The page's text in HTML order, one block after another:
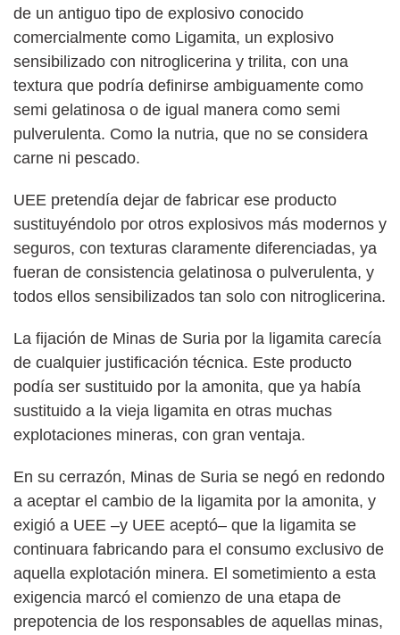
de un antiguo tipo de explosivo conocido
comercialmente como Ligamita, un explosivo
sensibilizado con nitroglicerina y trilita, con una
textura que podría definirse ambiguamente como
semi gelatinosa o de igual manera como semi
pulverulenta. Como la nutria, que no se considera
carne ni pescado.
UEE pretendía dejar de fabricar ese producto
sustituyéndolo por otros explosivos más modernos y
seguros, con texturas claramente diferenciadas, ya
fueran de consistencia gelatinosa o pulverulenta, y
todos ellos sensibilizados tan solo con nitroglicerina.
La fijación de Minas de Suria por la ligamita carecía
de cualquier justificación técnica. Este producto
podía ser sustituido por la amonita, que ya había
sustituido a la vieja ligamita en otras muchas
explotaciones mineras, con gran ventaja.
En su cerrazón, Minas de Suria se negó en redondo
a aceptar el cambio de la ligamita por la amonita, y
exigió a UEE –y UEE aceptó– que la ligamita se
continuara fabricando para el consumo exclusivo de
aquella explotación minera. El sometimiento a esta
exigencia marcó el comienzo de una etapa de
prepotencia de los responsables de aquellas minas,